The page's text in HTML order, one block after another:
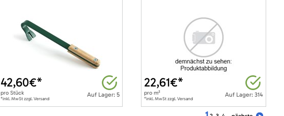
Auf Lager: 5
42,60€*
pro Stück
*inkl. MwSt zzgl. Versand
Auf Lager: 314
22,61€*
prom²
*inkl. MwSt zzgl. Versand